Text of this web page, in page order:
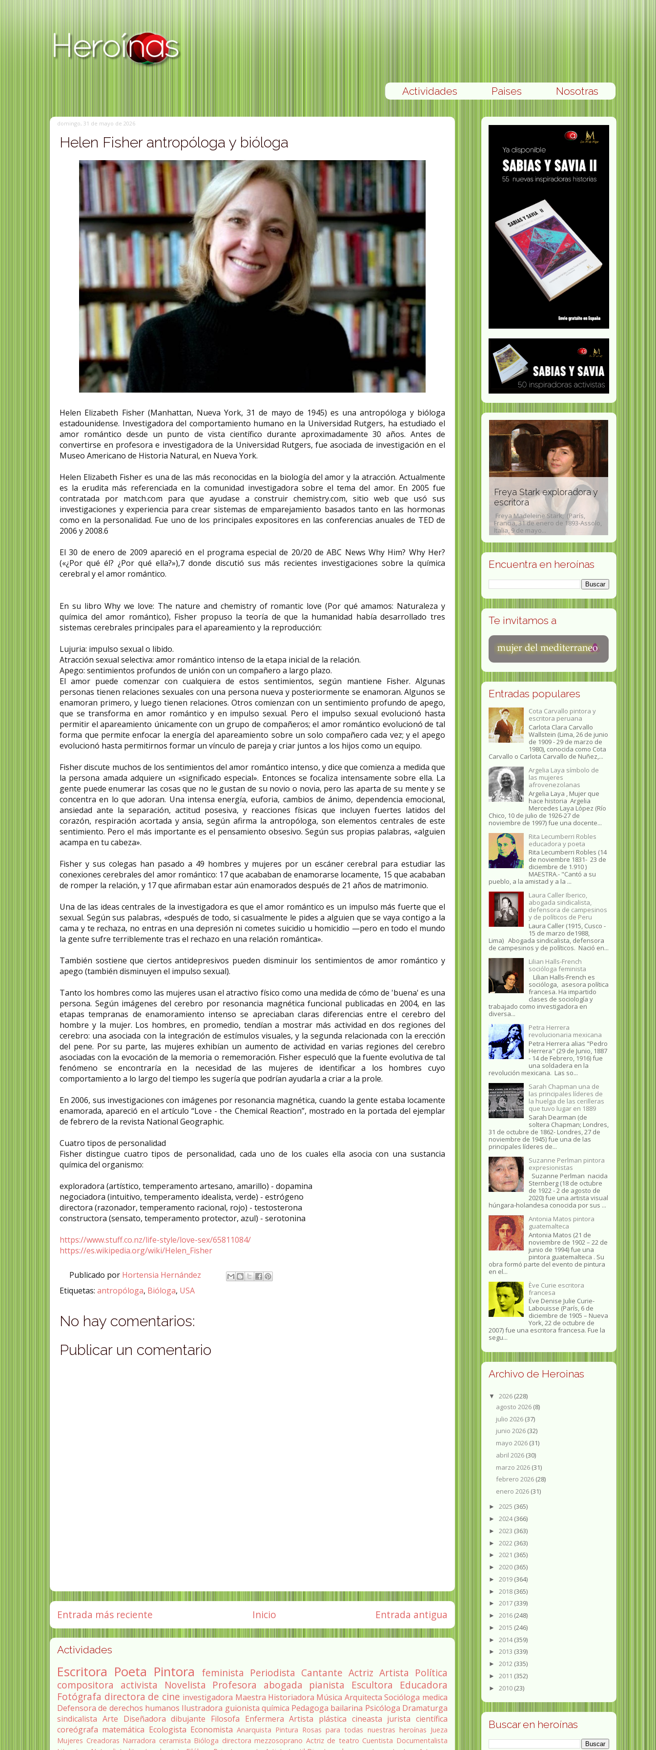
Nosotras
Paises
Actividades
domingo, 31 de mayo de 2026
Helen Fisher antropóloga y bióloga
Helen Elizabeth Fisher​ (Manhattan, Nueva York, 31 de mayo de 1945) es una antropóloga y bióloga
estadounidense. Investigadora del comportamiento humano en la Universidad Rutgers, ha estudiado el
amor romántico desde un punto de vista científico durante aproximadamente 30 años. Antes de
convertirse en profesora e investigadora de la Universidad Rutgers, fue asociada de investigación en el
Museo Americano de Historia Natural, en Nueva York.
Helen Elizabeth Fisher es una de las más reconocidas en la biología del amor y la atracción.​ Actualmente
es la erudita más referenciada en la comunidad investigadora sobre el tema del amor. En 2005 fue
contratada por match.com para que ayudase a construir chemistry.com, sitio web que usó sus
investigaciones y experiencia para crear sistemas de emparejamiento basados tanto en las hormonas
como en la personalidad. Fue uno de los principales expositores en las conferencias anuales de TED de
2006 y 2008.6​
El 30 de enero de 2009 apareció en el programa especial de 20/20 de ABC News Why Him? Why Her?
(«¿Por qué él? ¿Por qué ella?»),7​ donde discutió sus más recientes investigaciones sobre la química
cerebral y el amor romántico.
En su libro Why we love: The nature and chemistry of romantic love (Por qué amamos: Naturaleza y
química del amor romántico), Fisher propuso la teoría de que la humanidad había desarrollado tres
sistemas cerebrales principales para el apareamiento y la reproducción:
Lujuria: impulso sexual o libido.
Atracción sexual selectiva: amor romántico intenso de la etapa inicial de la relación.
Apego: sentimientos profundos de unión con un compañero a largo plazo.
El amor puede comenzar con cualquiera de estos sentimientos, según mantiene Fisher. Algunas
personas tienen relaciones sexuales con una persona nueva y posteriormente se enamoran. Algunos se
enamoran primero, y luego tienen relaciones. Otros comienzan con un sentimiento profundo de apego,
que se transforma en amor romántico y en impulso sexual. Pero el impulso sexual evolucionó hasta
permitir el apareamiento únicamente con un grupo de compañeros; el amor romántico evolucionó de tal
forma que permite enfocar la energía del apareamiento sobre un solo compañero cada vez; y el apego
evolucionó hasta permitirnos formar un vínculo de pareja y criar juntos a los hijos como un equipo.
Fisher discute muchos de los sentimientos del amor romántico intenso, y dice que comienza a medida que
la persona amada adquiere un «significado especial». Entonces se focaliza intensamente sobre ella. La
gente puede enumerar las cosas que no le gustan de su novio o novia, pero las aparta de su mente y se
concentra en lo que adoran. Una intensa energía, euforia, cambios de ánimo, dependencia emocional,
ansiedad ante la separación, actitud posesiva, y reacciones físicas que incluyen fuertes latidos del
corazón, respiración acortada y ansia, según afirma la antropóloga, son elementos centrales de este
sentimiento. Pero el más importante es el pensamiento obsesivo. Según sus propias palabras, «alguien
acampa en tu cabeza».
Fisher y sus colegas han pasado a 49 hombres y mujeres por un escáner cerebral para estudiar las
conexiones cerebrales del amor romántico: 17 que acababan de enamorarse locamente, 15 que acababan
de romper la relación, y 17 que afirmaban estar aún enamorados después de 21 años de matrimonio.
Una de las ideas centrales de la investigadora es que el amor romántico es un impulso más fuerte que el
sexual. Según sus palabras, «después de todo, si casualmente le pides a alguien que se vaya contigo a la
cama y te rechaza, no entras en una depresión ni cometes suicidio u homicidio —pero en todo el mundo
la gente sufre terriblemente tras el rechazo en una relación romántica».
También sostiene que ciertos antidepresivos pueden disminuir los sentimientos de amor romántico y
apego (también disminuyen el impulso sexual).
Tanto los hombres como las mujeres usan el atractivo físico como una medida de cómo de 'buena' es una
persona. Según imágenes del cerebro por resonancia magnética funcional publicadas en 2004, en las
etapas tempranas de enamoramiento intenso se apreciaban claras diferencias entre el cerebro del
hombre y la mujer. Los hombres, en promedio, tendían a mostrar más actividad en dos regiones del
cerebro: una asociada con la integración de estímulos visuales, y la segunda relacionada con la erección
del pene. Por su parte, las mujeres exhibían un aumento de actividad en varias regiones del cerebro
asociadas con la evocación de la memoria o rememoración. Fisher especuló que la fuente evolutiva de tal
fenómeno se encontraría en la necesidad de las mujeres de identificar a los hombres cuyo
comportamiento a lo largo del tiempo les sugería que podrían ayudarla a criar a la prole.
En 2006, sus investigaciones con imágenes por resonancia magnética, cuando la gente estaba locamente
enamorada, apareció en el artículo “Love - the Chemical Reaction”, mostrado en la portada del ejemplar
de febrero de la revista National Geographic.
Cuatro tipos de personalidad
Fisher distingue cuatro tipos de personalidad, cada uno de los cuales ella asocia con una sustancia
química del organismo:
exploradora (artístico, temperamento artesano, amarillo) - dopamina
negociadora (intuitivo, temperamento idealista, verde) - estrógeno
directora (razonador, temperamento racional, rojo) - testosterona
constructora (sensato, temperamento protector, azul) - serotonina
https://www.stuff.co.nz/life-style/love-sex/65811084/
https://es.wikipedia.org/wiki/Helen_Fisher
Publicado por Hortensia Hernández
Etiquetas:antropóloga, Bióloga, USA
No hay comentarios:
Publicar un comentario
Entrada más reciente Entrada antigua
Inicio
Actividades
Escritora Poeta Pintora feminista Periodista Cantante Actriz Artista Política
compositora
activista Novelista Profesora abogada pianista Escultora
Educadora
Fotógrafa directora de cine investigadora Maestra Historiadora Música Arquitecta Socióloga medica
Defensora de derechos humanos Ilustradora guionista química Pedagoga bailarina Psicóloga Dramaturga
sindicalista Arte Diseñadora dibujante Filosofa Enfermera Artista plástica cineasta jurista científica
coreógrafa matemática Ecologista Economista Anarquista Pintura Rosas para todas nuestras heroínas Jueza
Mujeres Creadoras Narradora ceramista Bióloga directora mezzosoprano Actriz de teatro Cuentista Documentalista
Guskova neuróloga,
neurocirujana y experta en
protección radiológica rusa
Angelina Konstantinovna Guskova
(en ruso: Ангели́на)
Freya Stark exploradora y
escritora
Freya Madeleine Stark, (París,
Francia, 31 de enero de 1893-Assolo,
Zhang Shan única tiradora
en ganar el oro en una
competición mixta
Zhang Shan ( chino simplificado :张
山, chino tradicional : 張山, pinyin :
Zhāng Shān ;...
Encuentra en heroínas
Te invitamos a
Entradas populares
Cota Carvallo pintora y
escritora peruana
Carlota Clara Carvallo
Wallstein (Lima, 26 de junio
de 1909 - 29 de marzo de
1980), conocida como Cota
Carvallo o Carlota Carvallo de Nuñez,...
Argelia Laya símbolo de
las mujeres
afrovenezolanas
Argelia Laya , Mujer que
hace historia Argelia
Mercedes Laya López (Río
Chico, 10 de julio de 1926-27 de
noviembre de 1997) fue una docente...
Rita Lecumberri Robles
educadora y poeta
Rita Lecumberri Robles (14
de noviembre 1831- 23 de
diciembre de 1.910 )
MAESTRA.- "Cantó a su
pueblo, a la amistad y a la ...
Laura Caller Iberico,
abogada sindicalista,
defensora de campesinos
y de políticos de Peru
Laura Caller (1915, Cusco -
15 de marzo de1988,
Lima) Abogada sindicalista, defensora
de campesinos y de políticos. Nació en...
Lilian Halls-French
socióloga feminista
Lilian Halls-French es
socióloga, asesora política
francesa. Ha impartido
clases de sociología y
trabajado como investigadora en
diversa...
Petra Herrera
revolucionaria mexicana
Petra Herrera alias "Pedro
Herrera" (29 de Junio, 1887
- 14 de Febrero, 1916) fue
una soldadera en la
revolución mexicana. Las so...
Sarah Chapman una de
las principales líderes de
la huelga de las cerilleras
que tuvo lugar en 1889
Sarah Dearman (de
soltera Chapman; Londres,
31 de octubre de 1862​- Londres, 27 de
noviembre de 1945)​ fue una de las
principales líderes de...
Suzanne Perlman pintora
expresionistas
Suzanne Perlman nacida
Sternberg (18 de octubre
de 1922 - 2 de agosto de
2020) fue una artista visual
húngara-holandesa conocida por sus ...
Antonia Matos pintora
guatemalteca
Antonia Matos (21 de
noviembre de 1902 – 22 de
junio de 1994) fue una
pintora guatemalteca . Su
obra formó parte del evento de pintura
en el...
Ève Curie escritora
francesa
Ève Denise Julie Curie-
Labouisse (París, 6 de
diciembre de 1905 – Nueva
York, 22 de octubre de
2007) fue una escritora francesa. Fue la
segu...
Archivo de Heroinas
▼ 2026 (228)
agosto 2026 (8)
julio 2026 (37)
junio 2026 (32)
mayo 2026 (31)
abril 2026 (30)
marzo 2026 (31)
febrero 2026 (28)
enero 2026 (31)
► 2025 (365)
► 2024(366)
► 2023 (363)
► 2022 (363)
► 2021 (365)
► 2020 (365)
► 2019 (364)
► 2018 (365)
► 2017 (339)
► 2016 (248)
► 2015 (246)
► 2014(359)
► 2013 (339)
► 2012 (335)
► 2011 (352)
► 2010 (23)
Buscar en heroínas